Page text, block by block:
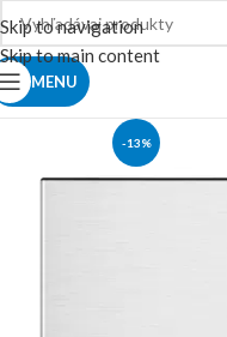
Skip to navigation
Skip to main content
MENU
-13%